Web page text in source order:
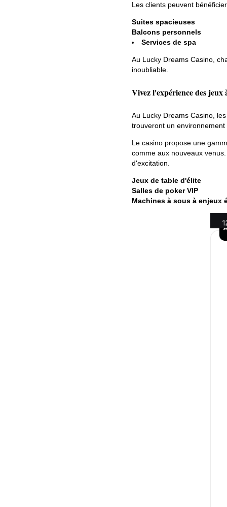
Les clients peuvent
Suites spacieuses
Balcons personnels
Services de spa
Au Lucky Dreams Casino,
inoubliable.
Vivez l'expérience des jeux
Au Lucky Dreams Casino,
trouveront un
Le casino propose une
comme aux nouveaux
d'excitation.
Jeux de table d'élite
Salles de poker VIP
Machines à sous à enjeux